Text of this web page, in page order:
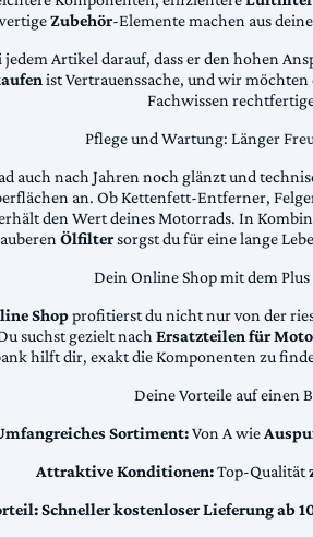
Zubehör-Elemente machen aus
Artikel darauf, dass er den hohen
ist Vertrauenssache, und wir möchten
Fachwissen
Pflege und Wartung: Länger
auch nach Jahren noch glänzt und
an. Ob Kettenfett-Entferner,
den Wert deines Motorrads. In
Ölfiltersorgst du für eine lange
Dein Online Shop mit dem Plus
Shopprofitierst du nicht nur von der
suchst gezielt nachErsatzteilen für
hilft dir, exakt die Komponenten zu
Deine Vorteile auf einen
Sortiment:Von A wie
Attraktive Konditionen:Top-Qualität
Schneller kostenloser Lieferung ab